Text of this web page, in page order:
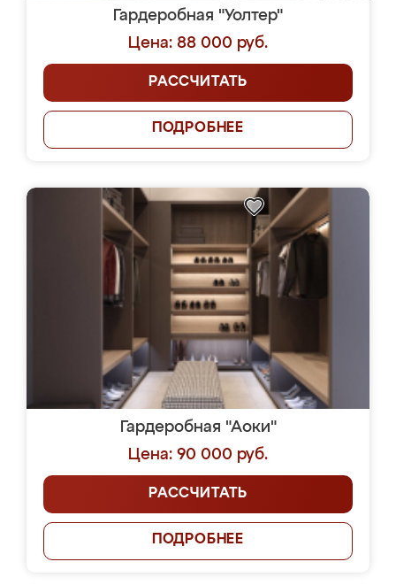
Гардеробная "Уолтер"
Цена: 88 000 руб.
РАССЧИТАТЬ
ПОДРОБНЕЕ
Гардеробная "Аоки"
Цена: 90 000 руб.
РАССЧИТАТЬ
ПОДРОБНЕЕ